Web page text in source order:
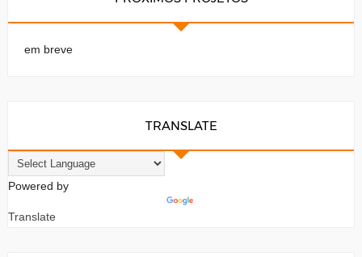
em breve
TRANSLATE
Powered by
Translate